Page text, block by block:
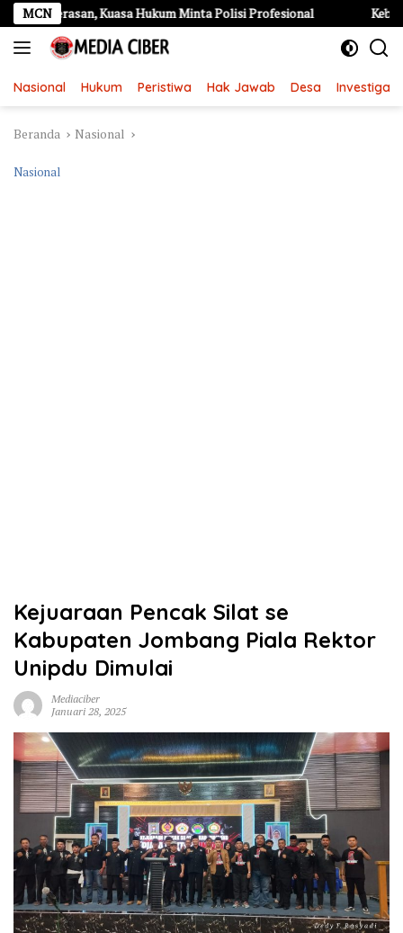
Langsung
ke
konten
MCNKuasa Hukum Minta Polisi Profesional Kebakaran
Nasional Hukum Peristiwa Hak Jawab Desa Investigasi
Beranda Nasional
Nasional
Kejuaraan Pencak Silat se
Kabupaten Jombang Piala Rektor
Unipdu Dimulai
Mediaciber
Januari 28, 2025